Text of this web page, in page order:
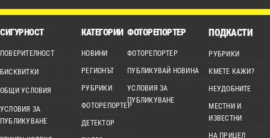
СИГУРНОСТ
ПОВЕРИТЕЛНОСТ
БИСКВИТКИ
ОБЩИ УСЛОВИЯ
УСЛОВИЯ ЗА
ПУБЛИКУВАНЕ
КАТЕГОРИИ
НОВИНИ
РЕГИОНЪТ
РУБРИКИ
ФОТОРЕПОРТЕР
ДЕТЕКТОР
ФОТОРЕПОРТЕР
ФОТОРЕПОРТЕР
ПУБЛИКУВАЙ НОВИНА
УСЛОВИЯ ЗА
ПУБЛИКУВАНЕ
ПОДКАСТИ
РУБРИКИ
КМЕТЕ КАЖИ?
НЕУДОБНИТЕ
МЕСТНИ И
ИЗВЕСТНИ
НА ПРИЦЕЛ